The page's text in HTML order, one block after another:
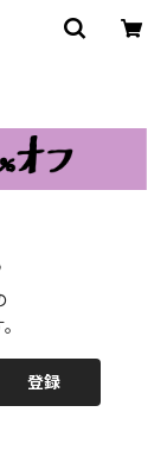
登録